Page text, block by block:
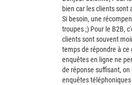
bien car les clients sont
Si besoin, une
troupes ;) Pour le B2B,
clients sont souvent
temps de répondre à
enquêtes en ligne ne
de réponse suffisant,
enquêtes